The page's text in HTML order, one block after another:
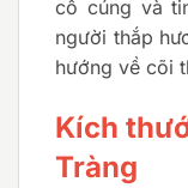
cỗ cúng và
người thắp
hướng về cõi
Kích
Tràng